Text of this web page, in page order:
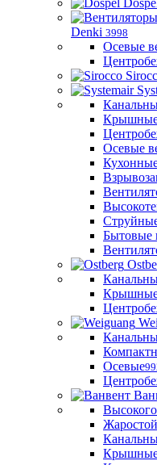
Denki 3998
Осевые
Крышные
Осевые
Бытовые
Крышные
Осевые